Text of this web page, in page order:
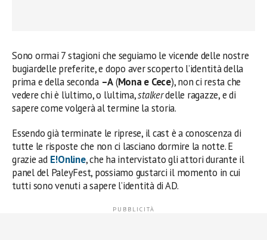
Sono ormai 7 stagioni che seguiamo le vicende delle nostre
bugiardelle preferite, e dopo aver scoperto l’identità della
prima e della seconda –A(Mona e Cece), non ci resta che
vedere chi è l’ultimo, o l’ultima,stalkerdelle ragazze, e di
sapere come volgerà al termine la storia.
Essendo già terminate le riprese, il cast è a conoscenza di
tutte le risposte che non ci lasciano dormire la notte. E
grazie ad E!Online, che ha intervistato gli attori durante il
panel del PaleyFest, possiamo gustarci il momento in cui
tutti sono venuti a sapere l’identità di AD.